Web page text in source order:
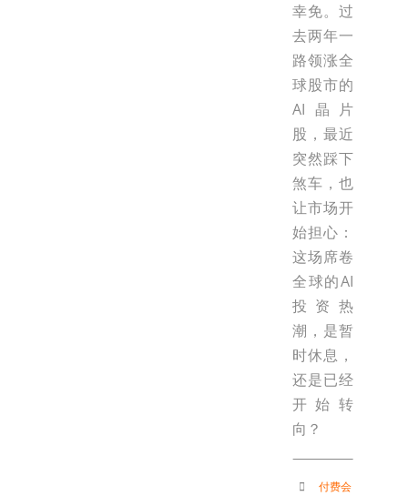
幸免。过
去两年一
路领涨全
球股市的
AI晶片
股，最近
突然踩下
煞车，也
让市场开
始担心：
这场席卷
全球的AI
投资热
潮，是暂
时休息，
还是已经
开始转
向？
付费会